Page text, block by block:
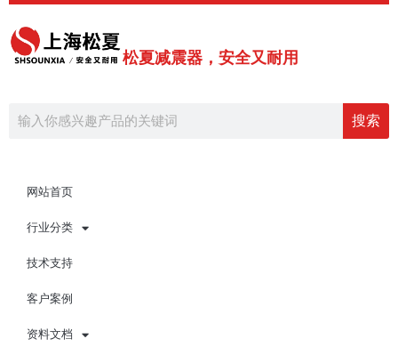
跳
内
松夏减震器，安全又耐用
搜索
网站首页
行业分类
技术支持
客户案例
资料文档